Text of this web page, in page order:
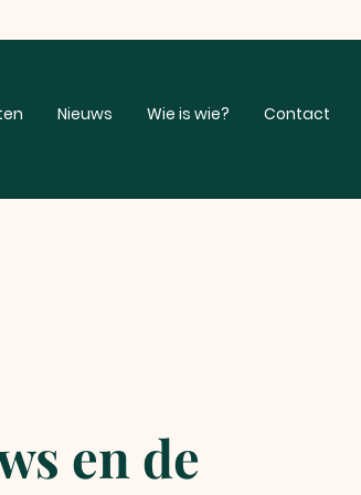
Nieuws Wie is wie? Contact
en de